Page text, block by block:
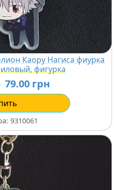
Каору Нагиса фиурка
фигурка
79.00 грн
9310061